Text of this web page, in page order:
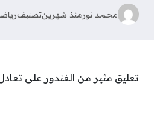
محمد نورمنذ شهرينتصنيف
تعليق مثير من الغندور على